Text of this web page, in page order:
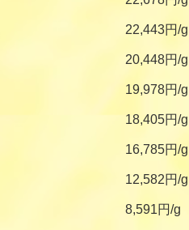
22,443円/g
20,448円/g
19,978円/g
18,405円/g
16,785円/g
12,582円/g
8,591円/g